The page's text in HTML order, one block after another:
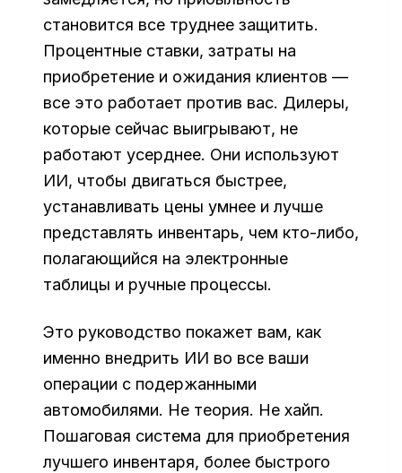
становится все труднее защитить.
Процентные ставки, затраты на
приобретение и ожидания клиентов —
все это работает против вас. Дилеры,
которые сейчас выигрывают, не
работают усерднее. Они используют
ИИ, чтобы двигаться быстрее,
устанавливать цены умнее и лучше
представлять инвентарь, чем кто-либо,
полагающийся на электронные
таблицы и ручные процессы.
Это руководство покажет вам, как
именно внедрить ИИ во все ваши
операции с подержанными
автомобилями. Не теория. Не хайп.
Пошаговая система для приобретения
лучшего инвентаря, более быстрого